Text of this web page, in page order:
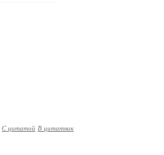
С цитатой В цитатник